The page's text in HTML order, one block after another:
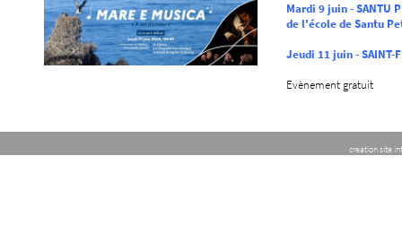
Mardi 9 juin - SANTU
de l'école de Santu
Jeudi 11 juin - SAINT-
Evènement gratuit
creation site